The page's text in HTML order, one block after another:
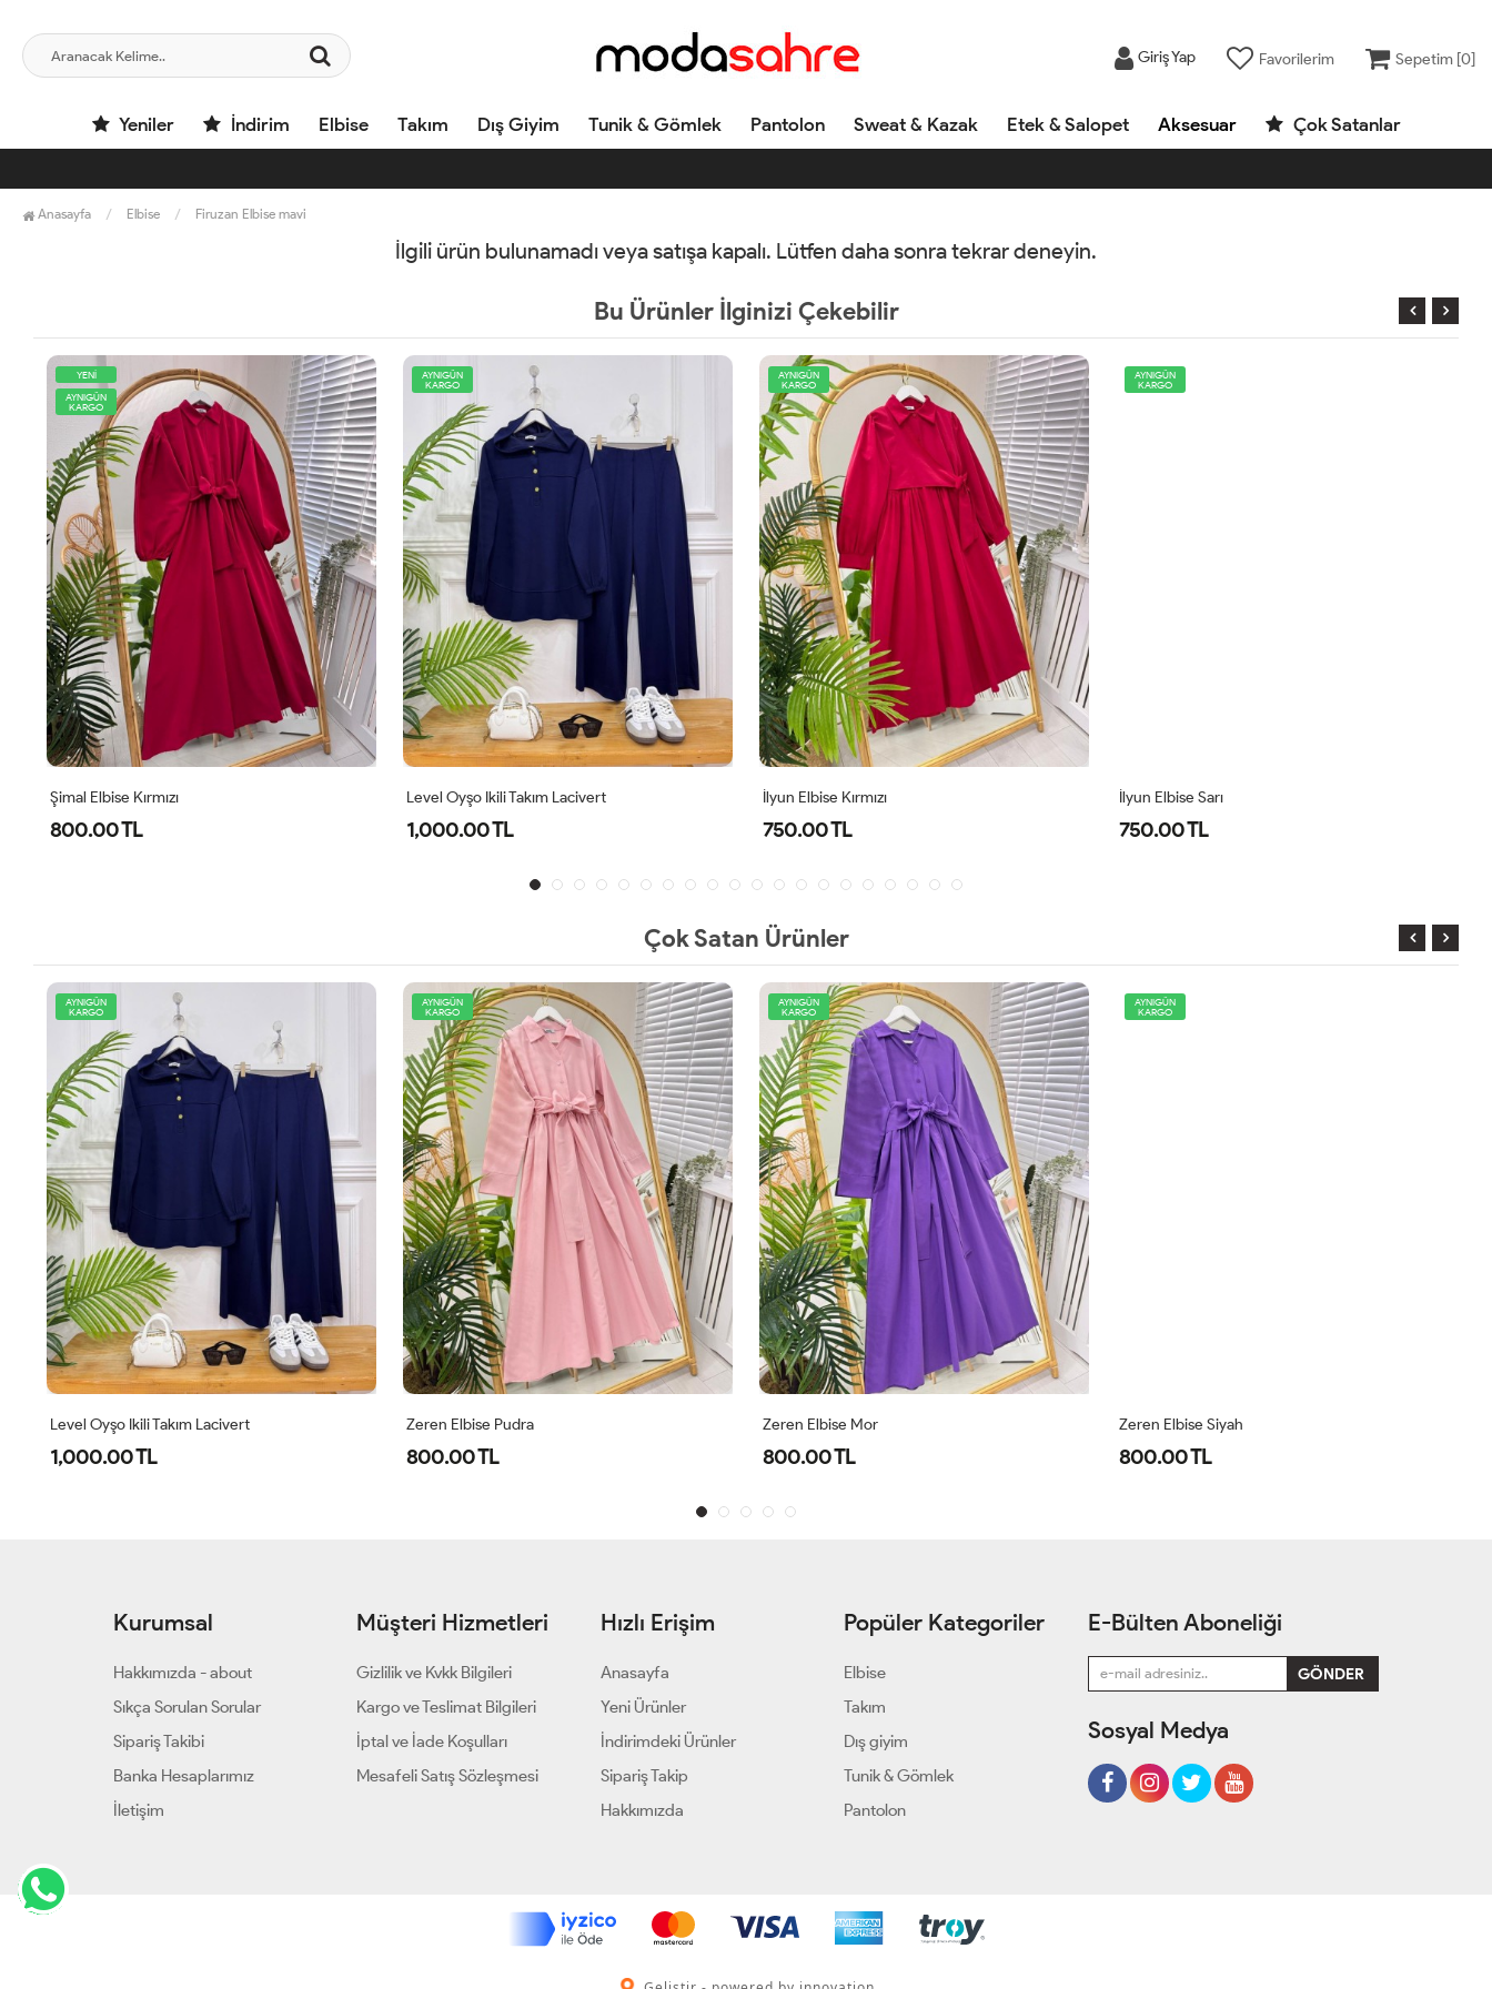
Giriş Yap Favorilerim Sepetim [0]
Yeniler İndirim Elbise Takım Dış Giyim Tunik & Gömlek Pantolon Sweat & Kazak Etek & Salopet Aksesuar Çok Satanlar
Anasayfa Elbise Firuzan Elbise mavi
İlgili ürün bulunamadı veya satışa kapalı. Lütfen daha sonra tekrar deneyin.
Bu Ürünler İlginizi Çekebilir
YENİ
AYNIGÜN
KARGO
Şimal Elbise Kırmızı
800.00 TL
AYNIGÜN
KARGO
Level Oyşo Ikili Takım Lacivert
1,000.00 TL
AYNIGÜN
KARGO
İlyun Elbise Kırmızı
750.00 TL
AYNIGÜN
KARGO
İlyun Elbise Sarı
750.00 TL
Çok Satan Ürünler
AYNIGÜN
KARGO
Level Oyşo Ikili Takım Lacivert
1,000.00 TL
AYNIGÜN
KARGO
Zeren Elbise Pudra
800.00 TL
AYNIGÜN
KARGO
Zeren Elbise Mor
800.00 TL
AYNIGÜN
KARGO
Zeren Elbise Siyah
800.00 TL
Kurumsal
Hakkımızda - about
Sıkça Sorulan Sorular
Sipariş Takibi
Banka Hesaplarımız
İletişim
Müşteri Hizmetleri
Gizlilik ve Kvkk Bilgileri
Kargo ve Teslimat Bilgileri
İptal ve İade Koşulları
Mesafeli Satış Sözleşmesi
Hızlı Erişim
Anasayfa
Yeni Ürünler
İndirimdeki Ürünler
Sipariş Takip
Hakkımızda
Popüler Kategoriler
Elbise
Takım
Dış giyim
Tunik & Gömlek
Pantolon
E-Bülten Aboneliği
Sosyal Medya